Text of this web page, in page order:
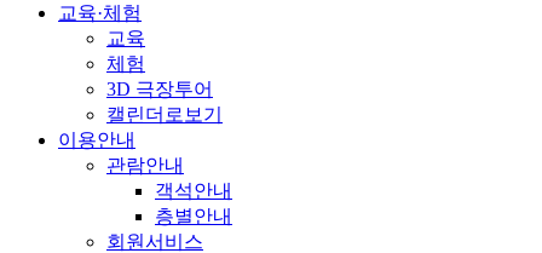
교육·체험
교육
체험
3D 극장투어
캘린더로보기
이용안내
관람안내
객석안내
층별안내
회원서비스